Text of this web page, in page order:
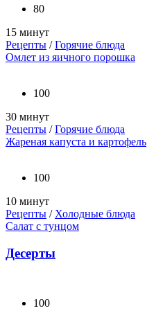
80
15 минут
Рецепты /Горячие блюда
Омлет из яичного порошка
100
30 минут
Рецепты /Горячие блюда
Жареная капуста и картофель
100
10 минут
Рецепты / Холодные блюда
Салат с тунцом
Десерты
100